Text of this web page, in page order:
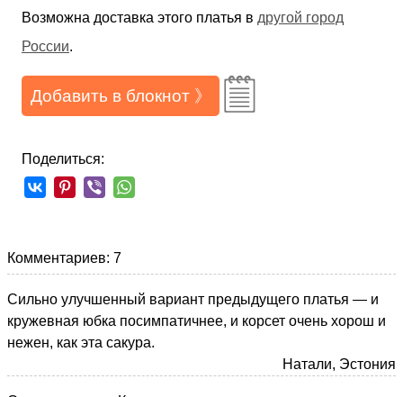
Возможна доставка этого платья в другой город
России.
Добавить в блокнот 》
Поделиться:
Комментариев: 7
Сильно улучшенный вариант предыдущего платья — и
кружевная юбка посимпатичнее, и корсет очень хорош и
нежен, как эта сакура.
Натали, Эстония